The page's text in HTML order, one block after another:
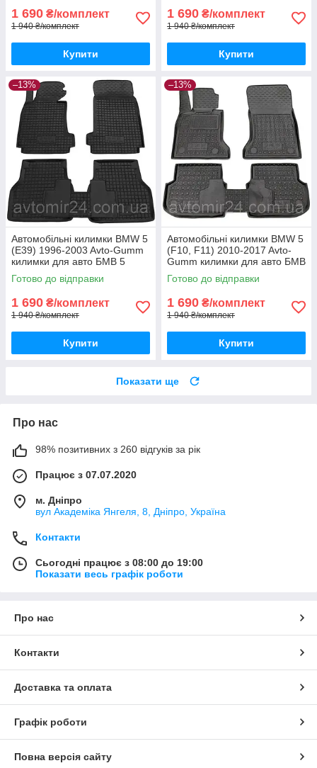
1 690 ₴/комплект
1 940 ₴/комплект
Купити
1 690 ₴/комплект
1 940 ₴/комплект
Купити
–13%
Автомобільні килимки BMW 5
(E39) 1996-2003 Avto-Gumm
килимки для авто БМВ 5
(Е39) 1996-2003 Автогум
Готово до відправки
1 690 ₴/комплект
1 940 ₴/комплект
Купити
–13%
Автомобільні килимки BMW 5
(F10, F11) 2010-2017 Avto-
Gumm килимки для авто БМВ
5 (Ф10, Ф11) 2010-2017
Автогум
Готово до відправки
1 690 ₴/комплект
1 940 ₴/комплект
Купити
Показати ще
Про нас
98% позитивних з 260 відгуків за рік
Працює з 07.07.2020
м. Дніпро
вул Академіка Янгеля, 8, Дніпро, Україна
Контакти
Сьогодні працює з 08:00 до 19:00
Показати весь графік роботи
Про нас
Контакти
Доставка та оплата
Графік роботи
Повна версія сайту